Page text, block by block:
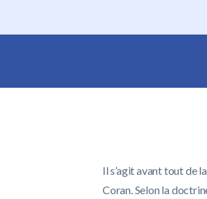
Il s’agit avant tout de
Coran. Selon la